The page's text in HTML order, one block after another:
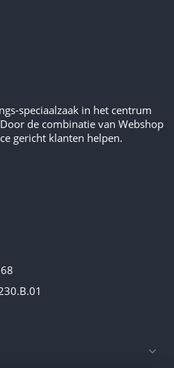
speciaalzaak in het centrum
de combinatie van Webshop
gericht klanten helpen.